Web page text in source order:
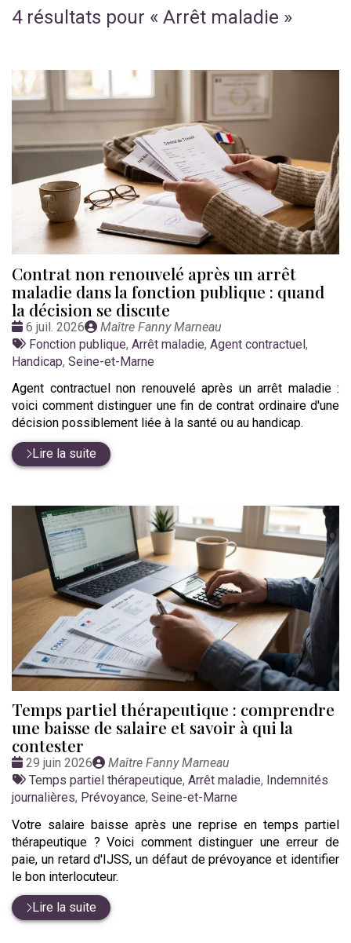
4 résultats pour « Arrêt maladie »
Contrat non renouvelé après un arrêt
maladie dans la fonction publique : quand
la décision se discute
Date
:
6 juil. 2026
Publié
par
Maître Fanny Marneau
Tags
:
Fonction publique, Arrêt maladie, Agent contractuel,
Handicap, Seine-et-Marne
Agent contractuel non renouvelé après un arrêt maladie :
voici comment distinguer une fin de contrat ordinaire d'une
décision possiblement liée à la santé ou au handicap.
Lire la suite
Temps partiel thérapeutique : comprendre
une baisse de salaire et savoir à qui la
contester
Date
:
29 juin 2026
Publié
par
Maître Fanny Marneau
Tags
:
Temps partiel thérapeutique, Arrêt maladie, Indemnités
journalières, Prévoyance, Seine-et-Marne
Votre salaire baisse après une reprise en temps partiel
thérapeutique ? Voici comment distinguer une erreur de
paie, un retard d'IJSS, un défaut de prévoyance et identifier
le bon interlocuteur.
Lire la suite